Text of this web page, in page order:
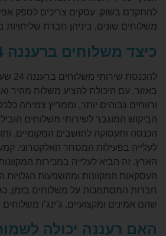
להתקדם בשוק, עסקים צריכים לספק
משלוחים שונים, ביניהן חברת שליחויות
כיצד משלוחים ברעננה 24 שעות תורם לכלכלת העיר?
באזור. עם היכולת להציע משלוח מהיר
הביקוש המוגבר לשירותי משלוחים
לעלייה בפעילות המסחר האלקטרוני.
הארץ. זה הביא לעלייה במכירות
העסקאות המקוונות ומהשפעות הגלויות
שהם אמינים ומקצועיים. ג’ינג’ו משלוחים מספקת שירותי
האם רעננה יכולה לשמור